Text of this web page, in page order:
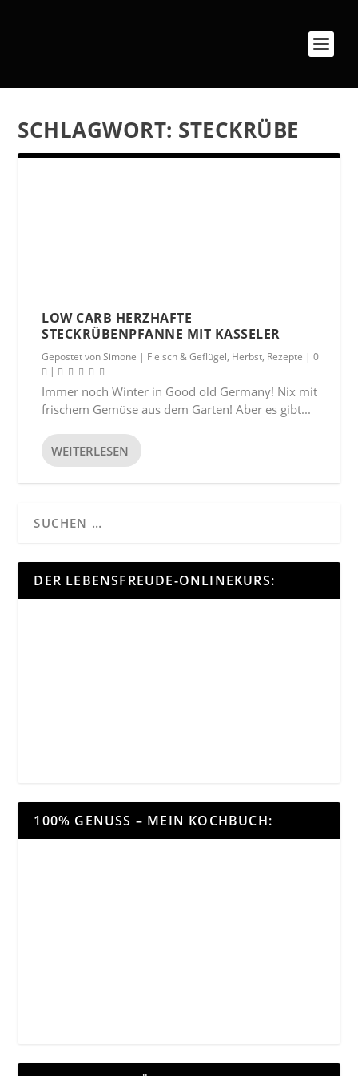
SCHLAGWORT: STECKRÜBE
LOW CARB HERZHAFTE
STECKRÜBENPFANNE MIT KASSELER
Gepostet vonSimone | Fleisch & Geflügel, Herbst, Rezepte |0
|
Immer noch Winter in Good old Germany! Nix mit
frischem Gemüse aus dem Garten! Aber es gibt...
WEITERLESEN
DER LEBENSFREUDE-ONLINEKURS:
100% GENUSS – MEIN KOCHBUCH: